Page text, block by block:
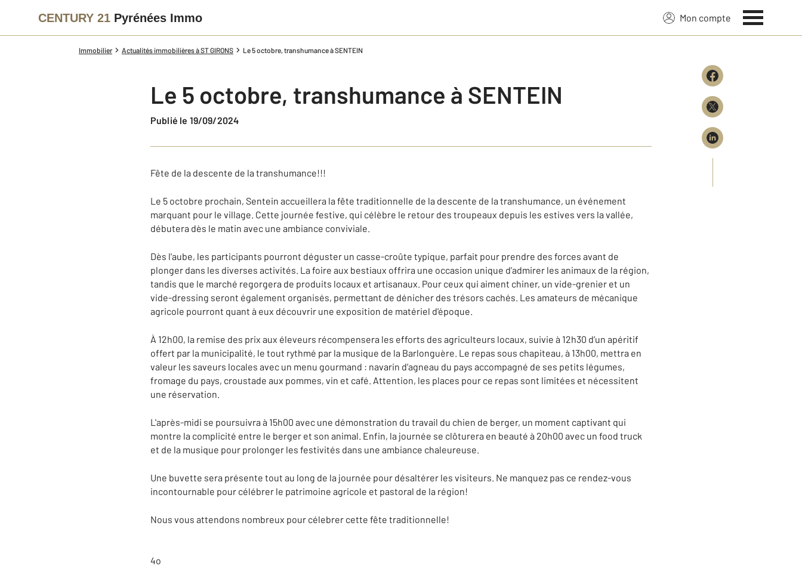
CENTURY 21 Pyrénées Immo Mon compte
Immobilier Actualités immobilières à ST GIRONS Le 5 octobre, transhumance à SENTEIN
Le 5 octobre, transhumance à SENTEIN
Publié le 19/09/2024
Fête de la descente de la transhumance!!!
Le 5 octobre prochain, Sentein accueillera la fête traditionnelle de la descente de la transhumance, un événement
marquant pour le village. Cette journée festive, qui célèbre le retour des troupeaux depuis les estives vers la vallée,
débutera dès le matin avec une ambiance conviviale.
Dès l'aube, les participants pourront déguster un casse-croûte typique, parfait pour prendre des forces avant de
plonger dans les diverses activités. La foire aux bestiaux offrira une occasion unique d’admirer les animaux de la région,
tandis que le marché regorgera de produits locaux et artisanaux. Pour ceux qui aiment chiner, un vide-grenier et un
vide-dressing seront également organisés, permettant de dénicher des trésors cachés. Les amateurs de mécanique
agricole pourront quant à eux découvrir une exposition de matériel d'époque.
À 12h00, la remise des prix aux éleveurs récompensera les efforts des agriculteurs locaux, suivie à 12h30 d’un apéritif
offert par la municipalité, le tout rythmé par la musique de la Barlonguère. Le repas sous chapiteau, à 13h00, mettra en
valeur les saveurs locales avec un menu gourmand : navarin d’agneau du pays accompagné de ses petits légumes,
fromage du pays, croustade aux pommes, vin et café. Attention, les places pour ce repas sont limitées et nécessitent
une réservation.
L'après-midi se poursuivra à 15h00 avec une démonstration du travail du chien de berger, un moment captivant qui
montre la complicité entre le berger et son animal. Enfin, la journée se clôturera en beauté à 20h00 avec un food truck
et de la musique pour prolonger les festivités dans une ambiance chaleureuse.
Une buvette sera présente tout au long de la journée pour désaltérer les visiteurs. Ne manquez pas ce rendez-vous
incontournable pour célébrer le patrimoine agricole et pastoral de la région!
Nous vous attendons nombreux pour célebrer cette fête traditionnelle!
4o